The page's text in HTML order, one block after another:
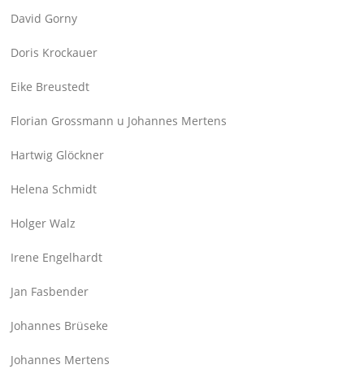
David Gorny
Doris Krockauer
Eike Breustedt
Florian Grossmann u Johannes Mertens
Hartwig Glöckner
Helena Schmidt
Holger Walz
Irene Engelhardt
Jan Fasbender
Johannes Brüseke
Johannes Mertens